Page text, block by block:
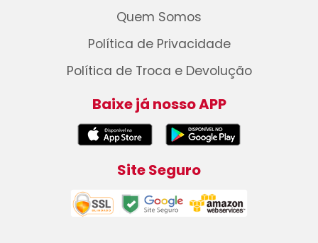
Quem Somos
Política de Privacidade
Política de Troca e Devolução
Baixe já nosso APP
Site Seguro